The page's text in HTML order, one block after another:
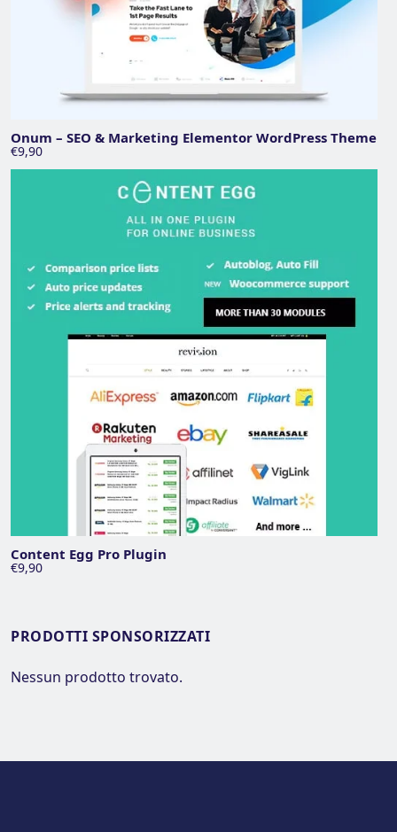
Onum – SEO & Marketing Elementor WordPress Theme
€9,90
Content Egg Pro Plugin
€9,90
PRODOTTI SPONSORIZZATI
Nessun prodotto trovato.